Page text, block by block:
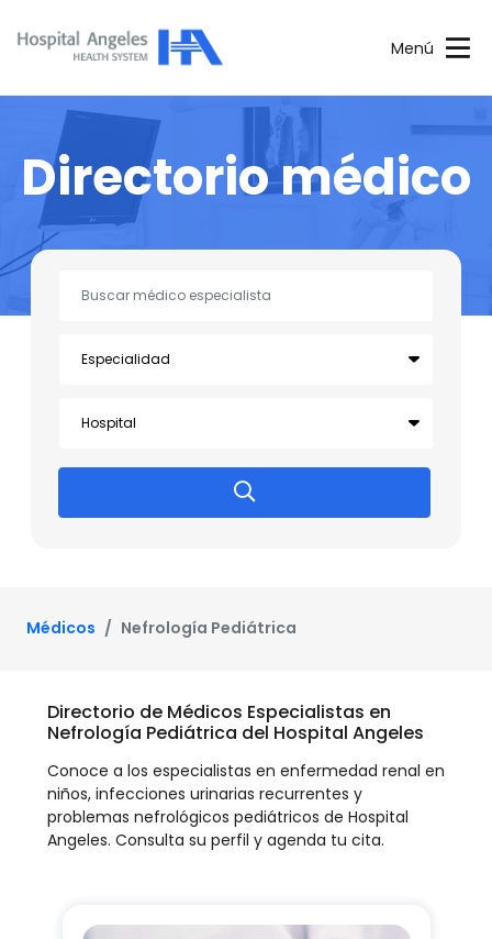
Menú
Directorio médico
Médicos Nefrología Pediátrica
Directorio de Médicos Especialistas en
Nefrología Pediátrica del Hospital Angeles
Conoce a los especialistas en enfermedad renal en
niños, infecciones urinarias recurrentes y
problemas nefrológicos pediátricos de Hospital
Angeles. Consulta su perfil y agenda tu cita.